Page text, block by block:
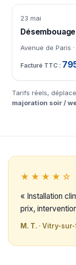
23 mai
Avenue de Paris
Tarifs réels,
majoration soir /
★★★★☆
« Installation
prix,
M. T. · Vitry-